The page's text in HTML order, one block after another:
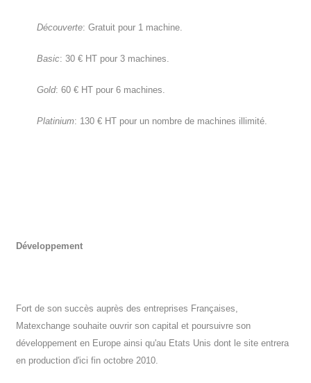
Découverte: Gratuit pour 1 machine.
Basic: 30 € HT pour 3 machines.
Gold: 60 € HT pour 6 machines.
Platinium: 130 € HT pour un nombre de machines illimité.
Développement
Fort de son succès auprès des entreprises Françaises,
Matexchange souhaite ouvrir son capital et poursuivre son
développement en Europe ainsi qu'au Etats Unis dont le site entrera
en production d'ici fin octobre 2010.